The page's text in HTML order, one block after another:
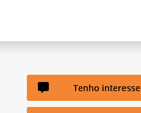
Tenho interesse